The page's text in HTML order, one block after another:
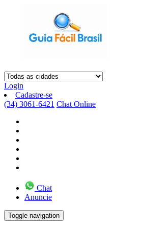
Login
Cadastre-se
(34) 3061-6421 Chat Online
Chat
Anuncie
Toggle navigation